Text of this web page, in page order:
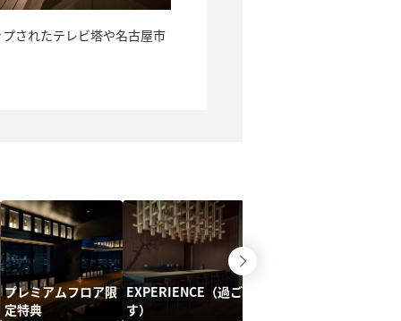
されたテレビ塔や名古屋市
プレミアムフロア限
定特典
EXPERIENCE（過ご
す）